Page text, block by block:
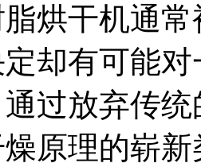
干机通常
却有可能
过放弃传
原理的崭